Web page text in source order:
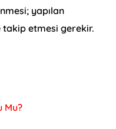
yapılan
etmesi gerekir.
Mu?